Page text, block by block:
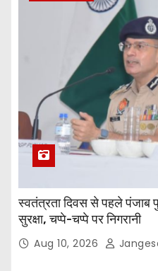
स्वतंत्रता दिवस से पहले पंजाब
सुरक्षा, चप्पे-चप्पे पर निगरानी
Aug 10, 2026